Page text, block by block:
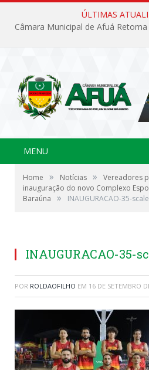
ÚLTIMAS
MENU
Home » Notícias »
Vereadores
inauguração do novo Complexo
Baraúna
» INAUGURACAO-35-
INAUGURACAO-35-
POR ROLDAOFILHO EM 16 DE SETEMBRO